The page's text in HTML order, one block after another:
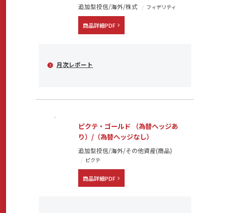
問い合わせフォーム
0120-03-4649
追加型投信/海外/株式 フィデリティ
商品詳細PDF
月次レポート
ピクテ・ゴールド （為替ヘッジあ
り）/（為替ヘッジなし）
追加型投信/海外/その他資産(商品)
ピクテ
商品詳細PDF